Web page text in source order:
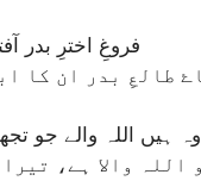
فروغِ اخترِ بدر
طالعِ بدر ان کا
وہ ہیں اللہ والے جو
اللہ والا ہے،